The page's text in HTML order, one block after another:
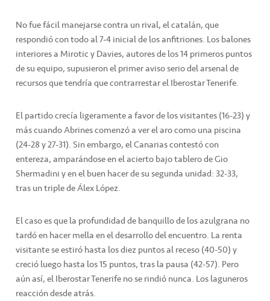
No fue fácil manejarse contra un rival, el catalán, que
respondió con todo al 7-4 inicial de los anfitriones. Los balones
interiores a Mirotic y Davies, autores de los 14 primeros puntos
de su equipo, supusieron el primer aviso serio del arsenal de
recursos que tendría que contrarrestar el Iberostar Tenerife.
El partido crecía ligeramente a favor de los visitantes (16-23) y
más cuando Abrines comenzó a ver el aro como una piscina
(24-28 y 27-31). Sin embargo, el Canarias contestó con
entereza, amparándose en el acierto bajo tablero de Gio
Shermadini y en el buen hacer de su segunda unidad: 32-33,
tras un triple de Álex López.
El caso es que la profundidad de banquillo de los azulgrana no
tardó en hacer mella en el desarrollo del encuentro. La renta
visitante se estiró hasta los diez puntos al receso (40-50) y
creció luego hasta los 15 puntos, tras la pausa (42-57). Pero
aún así, el Iberostar Tenerife no se rindió nunca. Los laguneros
reacción desde atrás.